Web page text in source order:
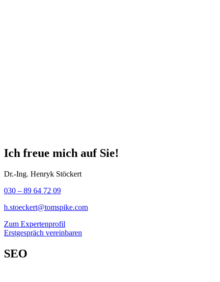
Ich freue mich auf Sie!
Dr.-Ing. Henryk Stöckert
030 – 89 64 72 09
h.stoeckert@tomspike.com
Zum Expertenprofil
Erstgespräch vereinbaren
SEO